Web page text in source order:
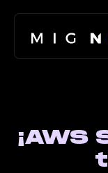
¡AWS